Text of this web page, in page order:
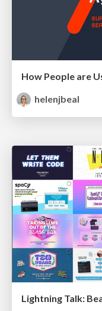
helenjbeal
Lightning Talk: